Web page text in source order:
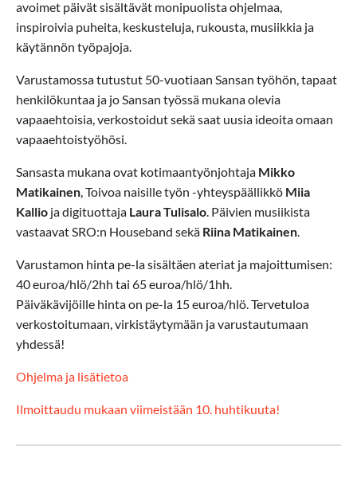
avoimet päivät sisältävät monipuolista ohjelmaa,
inspiroivia puheita, keskusteluja, rukousta, musiikkia ja
käytännön työpajoja.
Varustamossa tutustut 50-vuotiaan Sansan työhön, tapaat
henkilökuntaa ja jo Sansan työssä mukana olevia
vapaaehtoisia, verkostoidut sekä saat uusia ideoita omaan
vapaaehtoistyöhösi.
Sansasta mukana ovat kotimaantyönjohtaja Mikko
Matikainen, Toivoa naisille työn -yhteyspäällikkö Miia
Kallio ja digituottaja Laura Tulisalo. Päivien musiikista
vastaavat SRO:n Houseband sekä Riina Matikainen.
Varustamon hinta pe-la sisältäen ateriat ja majoittumisen:
40 euroa/hlö/2hh tai 65 euroa/hlö/1hh.
Päiväkävijöille hinta on pe-la 15 euroa/hlö. Tervetuloa
verkostoitumaan, virkistäytymään ja varustautumaan
yhdessä!
Ohjelma ja lisätietoa
Ilmoittaudu mukaan viimeistään 10. huhtikuuta!